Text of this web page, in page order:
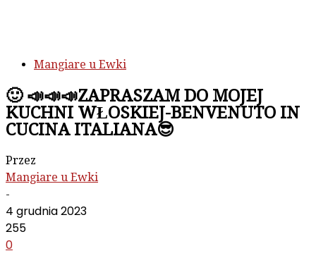
Mangiare u Ewki
🙂 📣📣📣ZAPRASZAM DO MOJEJ
KUCHNI WŁOSKIEJ-BENVENUTO IN
CUCINA ITALIANA😎
Przez
Mangiare u Ewki
-
4 grudnia 2023
255
0